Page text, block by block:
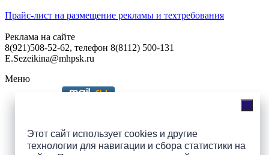
Этот сайт использует cookies и другие
технологии для навигации и сбора статистики на
Прайс-лист на размещение рекламы и техтребования
Реклама на сайте
8(921)508-52-62, телефон 8(8112) 500-131
E.Sezeikina@mhpsk.ru
Меню